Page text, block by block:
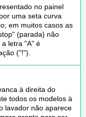
no painel
uma seta curva
em muitos casos as
(parada) não
letra "A" é
("!").
à direita do
todos os modelos à
lavador não aparece